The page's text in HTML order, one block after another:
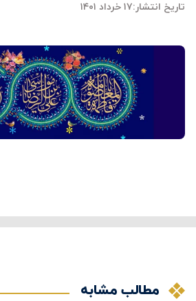
تاریخ انتشار:۱۷ خرداد ۱۴۰۱
مطالب مشابه